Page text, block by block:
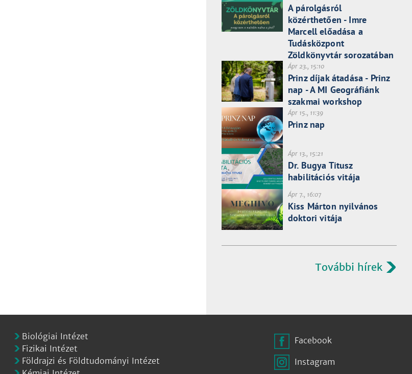
A párolgásról
közérthetően - Imre
Marcell előadása a
Tudásközpont
Zöldkönyvtár sorozatában
Ápr 23., 15:10
Prinz díjak átadása - Prinz
nap - A MI Geográfiánk
szakmai workshop
Ápr 15., 11:39
Prinz nap
Ápr 13., 15:21
Dr. Bugya Titusz
habilitációs vitája
Ápr 7., 16:07
Kiss Márton nyilvános
doktori vitája
További hírek
Biológiai Intézet
Fizikai Intézet
Földrajzi és Földtudományi Intézet
Facebook
Instagram